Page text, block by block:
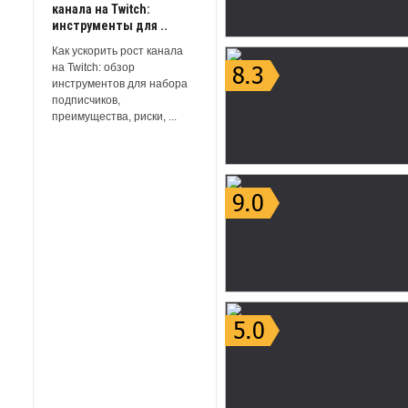
канала на Twitch:
инструменты для ..
Как ускорить рост канала
на Twitch: обзор
инструментов для набора
подписчиков,
преимущества, риски, ...